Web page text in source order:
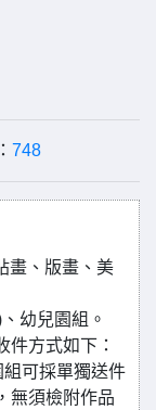
748
畫、版畫、美
幼兒園組。
件方式如下：
可採單獨送件
無須檢附作品